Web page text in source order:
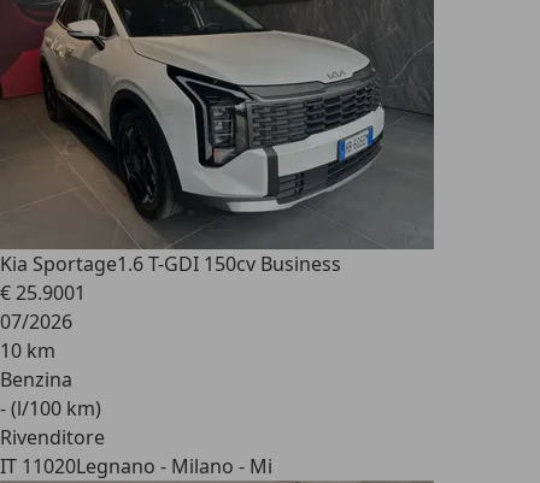
Kia Sportage1.6 T-GDI 150cv Business
€ 25.9001
07/2026
10 km
Benzina
- (l/100 km)
Rivenditore
IT 11020Legnano - Milano - Mi